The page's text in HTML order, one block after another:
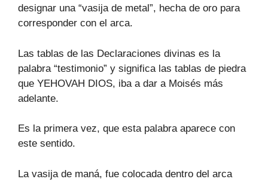
designar una “vasija de metal”, hecha de oro para
corresponder con el arca.
Las tablas de las Declaraciones divinas es la
palabra “testimonio” y significa las tablas de piedra
que YEHOVAH DIOS, iba a dar a Moisés más
adelante.
Es la primera vez, que esta palabra aparece con
este sentido.
La vasija de maná, fue colocada dentro del arca